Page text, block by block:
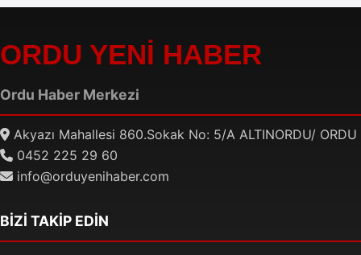
ORDU YENİ HABER
Ordu Haber Merkezi
Akyazı Mahallesi 860.Sokak No: 5/A ALTINORDU/ ORDU
0452 225 29 60
info@orduyenihaber.com
BİZİ TAKİP EDİN